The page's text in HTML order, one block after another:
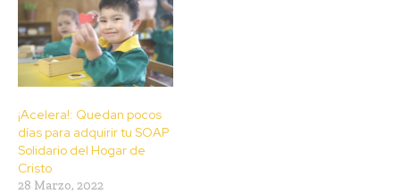
¡Acelera!: Quedan pocos
días para adquirir tu SOAP
Solidario del Hogar de
Cristo
28 Marzo, 2022